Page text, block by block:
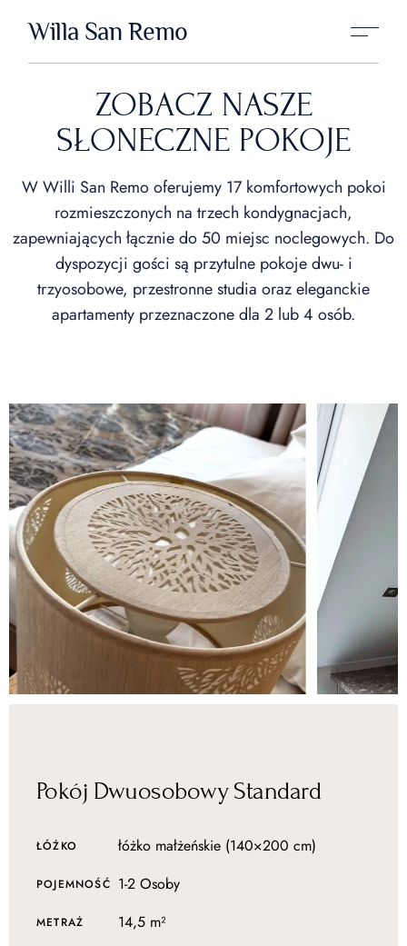
Willa San Remo
ZOBACZ NASZE
SŁONECZNE POKOJE
W Willi San Remo oferujemy 17 komfortowych pokoi
rozmieszczonych na trzech kondygnacjach,
zapewniających łącznie do 50 miejsc noclegowych. Do
dyspozycji gości są przytulne pokoje dwu- i
trzyosobowe, przestronne studia oraz eleganckie
apartamenty przeznaczone dla 2 lub 4 osób.
Pokój Dwuosobowy Standard
ŁÓŻKO łóżko małżeńskie (140×200 cm)
POJEMNOŚĆ 1-2 Osoby
METRAŻ 14,5 m²